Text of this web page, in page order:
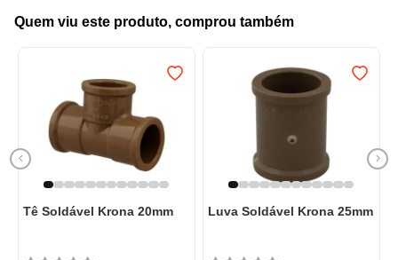
Quem viu este produto, comprou também
Tê Soldável Krona 20mm Luva Soldável Krona 25mm